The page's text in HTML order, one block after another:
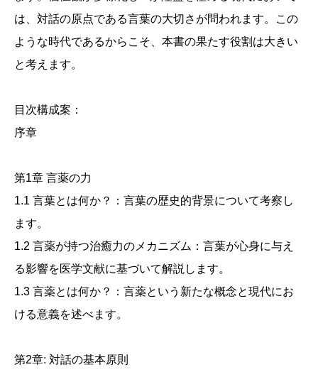
は、対話の原点である言葉の大切さが問われます。この
ような時代であるからこそ、本書の果たす役割は大きい
と考えます。
目次構成案：
序章
第1章 言薬の力
1.1 言葉とは何か？：言葉の歴史的背景について考察し
ます。
1.2 言薬が持つ治癒力のメカニズム：言葉が心身に与え
る影響を医学文献に基づいて解説します。
1.3 言薬とは何か？：言薬という新たな概念と現代にお
ける意義を述べます。
第2章: 対話の基本原則